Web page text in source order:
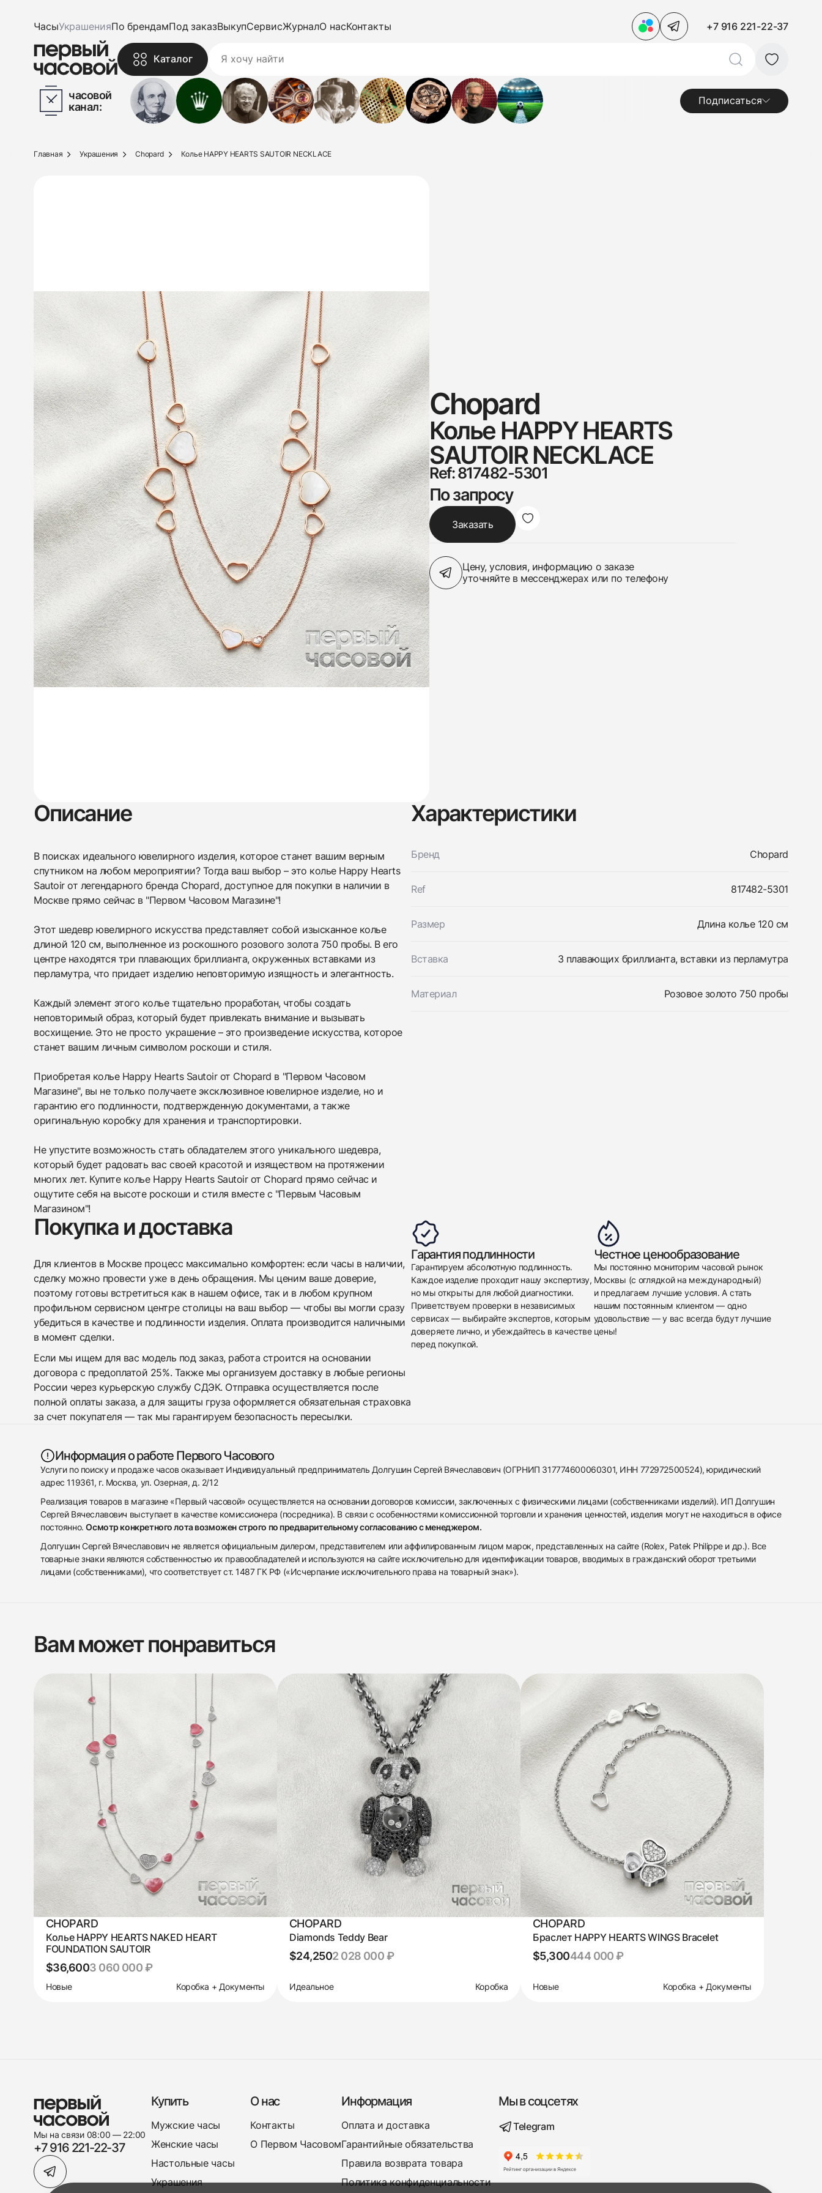
ЧасыУкрашенияПо брендамПод заказВыкупСервисЖурналО насКонтакты +7 916 221-22-37
Каталог
часовой
канал:
Подписаться
438
285
145
142
205
204
195
150
6
Главная Украшения Chopard Колье HAPPY HEARTS SAUTOIR NECKLACE
Chopard
Колье HAPPY HEARTS
SAUTOIR NECKLACE
Ref: 817482-5301
По запросу
Заказать
Цену, условия, информацию о заказе
уточняйте в мессенджерах или по телефону
Описание
В поисках идеального ювелирного изделия, которое станет вашим верным
спутником на любом мероприятии? Тогда ваш выбор – это колье Happy Hearts
Sautoir от легендарного бренда Chopard, доступное для покупки в наличии в
Москве прямо сейчас в "Первом Часовом Магазине"!
Этот шедевр ювелирного искусства представляет собой изысканное колье
длиной 120 см, выполненное из роскошного розового золота 750 пробы. В его
центре находятся три плавающих бриллианта, окруженных вставками из
перламутра, что придает изделию неповторимую изящность и элегантность.
Каждый элемент этого колье тщательно проработан, чтобы создать
неповторимый образ, который будет привлекать внимание и вызывать
восхищение. Это не просто украшение – это произведение искусства, которое
станет вашим личным символом роскоши и стиля.
Приобретая колье Happy Hearts Sautoir от Chopard в "Первом Часовом
Магазине", вы не только получаете эксклюзивное ювелирное изделие, но и
гарантию его подлинности, подтвержденную документами, а также
оригинальную коробку для хранения и транспортировки.
Не упустите возможность стать обладателем этого уникального шедевра,
который будет радовать вас своей красотой и изяществом на протяжении
многих лет. Купите колье Happy Hearts Sautoir от Chopard прямо сейчас и
ощутите себя на высоте роскоши и стиля вместе с "Первым Часовым
Магазином"!
Характеристики
Бренд Chopard
Ref 817482-5301
Размер Длина колье 120 см
Вставка 3 плавающих бриллианта, вставки из перламутра
Материал Розовое золото 750 пробы
Покупка и доставка
Для клиентов в Москве процесс максимально комфортен: если часы в наличии,
сделку можно провести уже в день обращения. Мы ценим ваше доверие,
поэтому готовы встретиться как в нашем офисе, так и в любом крупном
профильном сервисном центре столицы на ваш выбор — чтобы вы могли сразу
убедиться в качестве и подлинности изделия. Оплата производится наличными
в момент сделки.
Если мы ищем для вас модель под заказ, работа строится на основании
договора с предоплатой 25%. Также мы организуем доставку в любые регионы
России через курьерскую службу СДЭК. Отправка осуществляется после
полной оплаты заказа, а для защиты груза оформляется обязательная страховка
за счет покупателя — так мы гарантируем безопасность пересылки.
Гарантия подлинности
Гарантируем абсолютную подлинность.
Каждое изделие проходит нашу экспертизу,
но мы открыты для любой диагностики.
Приветствуем проверки в независимых
сервисах — выбирайте экспертов, которым
доверяете лично, и убеждайтесь в качестве
перед покупкой.
Честное ценообразование
Мы постоянно мониторим часовой рынок
Москвы (с оглядкой на международный)
и предлагаем лучшие условия. А стать
нашим постоянным клиентом — одно
удовольствие — у вас всегда будут лучшие
цены!
Информация о работе Первого Часового
Услуги по поиску и продаже часов оказывает Индивидуальный предприниматель Долгушин Сергей Вячеславович (ОГРНИП 317774600060301, ИНН 772972500524), юридический
адрес 119361, г. Москва, ул. Озерная, д. 2/12
Реализация товаров в магазине «Первый часовой» осуществляется на основании договоров комиссии, заключенных с физическими лицами (собственниками изделий). ИП Долгушин
Сергей Вячеславович выступает в качестве комиссионера (посредника). В связи с особенностями комиссионной торговли и хранения ценностей, изделия могут не находиться в офисе
постоянно.Осмотр конкретного лота возможен строго по предварительному согласованию с менеджером.
Долгушин Сергей Вячеславович не является официальным дилером, представителем или аффилированным лицом марок, представленных на сайте (Rolex, Patek Philippe и др.). Все
товарные знаки являются собственностью их правообладателей и используются на сайте исключительно для идентификации товаров, вводимых в гражданский оборот третьими
лицами (собственниками), что соответствует ст. 1487 ГК РФ («Исчерпание исключительного права на товарный знак»).
Заказать эти часы
Оставьте ваши контактные данные и мы свяжемся с
Новые
$9,200
Оставьте ваши контактные данные и мы свяжемся с
вами
Chopard
Отправить заявку
Вам может понравиться
CHOPARD
Колье HAPPY HEARTS NAKED HEART
FOUNDATION SAUTOIR
$36,6003 060 000 ₽
Новые Коробка + Документы
CHOPARD
Diamonds Teddy Bear
$24,2502 028 000 ₽
Идеальное Коробка
CHOPARD
Браслет HAPPY HEARTS WINGS Bracelet
$5,300444 000 ₽
Новые Коробка + Документы
Мы на связи 08:00 — 22:00
+7 916 221-22-37
Купить
Мужские часы
Женские часы
Настольные часы
Украшения
О нас
Контакты
О Первом Часовом
Информация
Оплата и доставка
Гарантийные обязательства
Правила возврата товара
Политика конфиденциальности
Мы в соцсетях
Telegram